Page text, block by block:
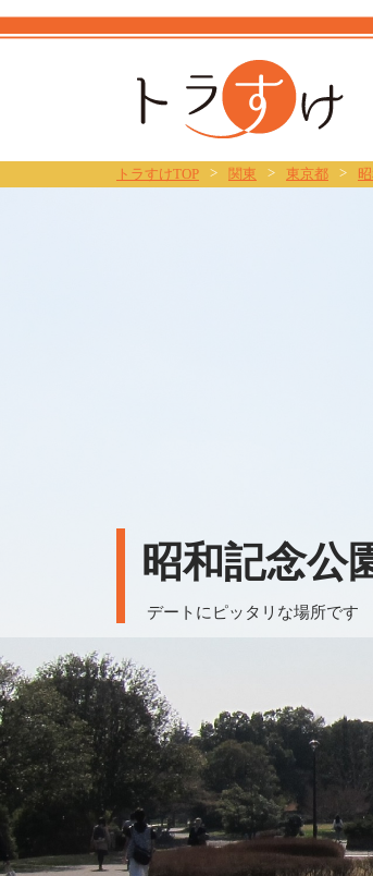
ト
トラすけTOP > 関東 > 東京都 >
昭和記念公
デートにピッタリな場所です